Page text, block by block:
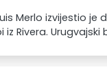
Merlo izvijestio
iz Rivera.